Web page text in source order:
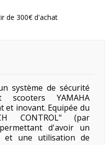
de 300€ d'achat
système de sécurité
YAMAHA
inovant. Equipée du
CONTROL" (par
d'avoir un
et une utilisation de